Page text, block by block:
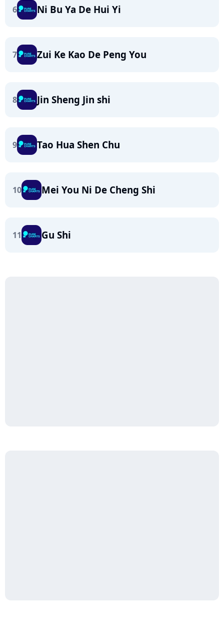
6 Ni Bu Ya De Hui Yi
7 Zui Ke Kao De Peng You
8 Jin Sheng Jin shi
9 Tao Hua Shen Chu
10 Mei You Ni De Cheng Shi
11 Gu Shi